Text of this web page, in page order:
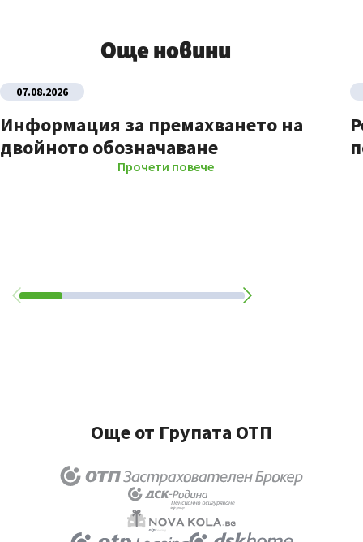
Още новини
07.08.2026
Информация за премахването на
двойното обозначаване
Прочети повече
Още от Групата ОТП